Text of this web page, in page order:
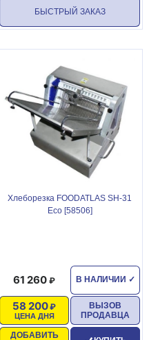
БЫСТРЫЙ ЗАКАЗ
Хлеборезка FOODATLAS SH-31
Eco [58506]
В НАЛИЧИИ ✓
61 260
ЦЕНА ДНЯ
58 200
ДОБАВИТЬ
ВЫЗОВ
ПРОДАВЦА